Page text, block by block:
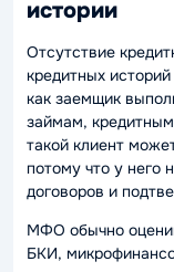
истории
Отсутствие
кредитных
как заемщик
займам,
такой клиент
потому что у него
договоров и
МФО обычно
БКИ,